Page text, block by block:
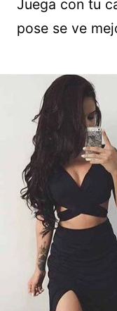
Juega con tu
pose se ve